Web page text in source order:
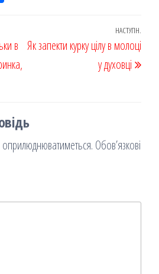
ис
я
в
НАСТУПН.
Як запекти курку цілу в молоці
у духовці
Обов’язкові